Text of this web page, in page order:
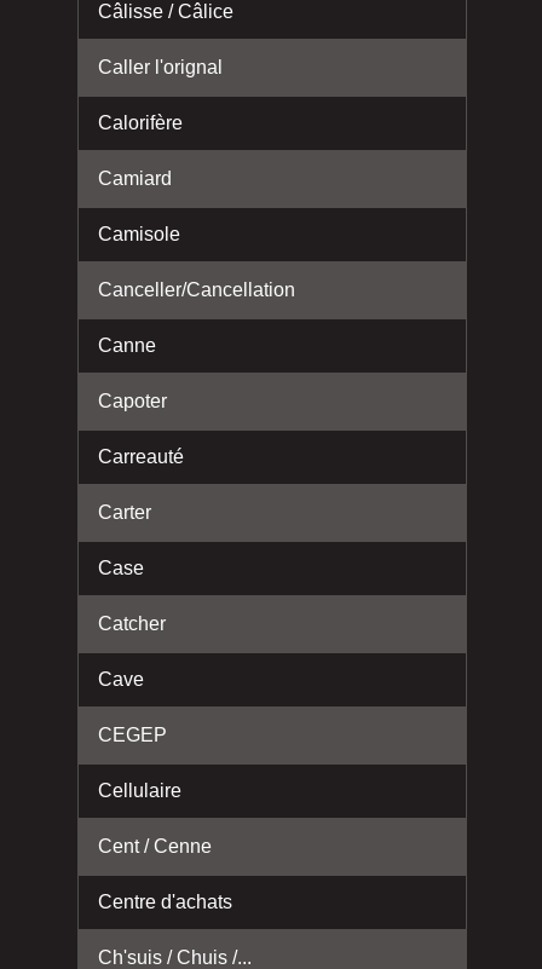
Câlisse / Câlice
Caller l'orignal
Calorifère
Camiard
Camisole
Canceller/Cancellation
Canne
Capoter
Carreauté
Carter
Case
Catcher
Cave
CEGEP
Cellulaire
Cent / Cenne
Centre d'achats
Ch'suis / Chuis /...